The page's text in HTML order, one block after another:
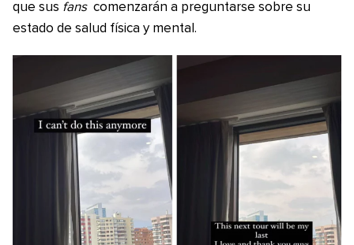
que sus fans comenzarán a preguntarse sobre su
estado de salud física y mental.